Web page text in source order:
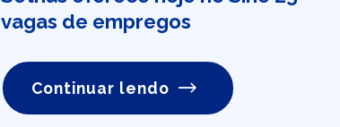
vagas de empregos
Continuar lendo